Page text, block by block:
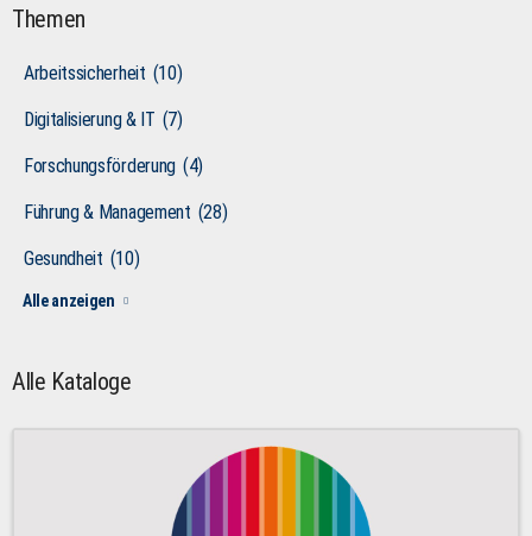
Themen
Arbeitssicherheit (10)
Digitalisierung & IT (7)
Forschungsförderung (4)
Führung & Management (28)
Gesundheit (10)
Alle anzeigen
Alle Kataloge